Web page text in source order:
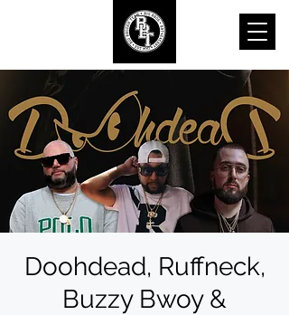
Doohdead, Ruffneck,
Buzzy Bwoy &